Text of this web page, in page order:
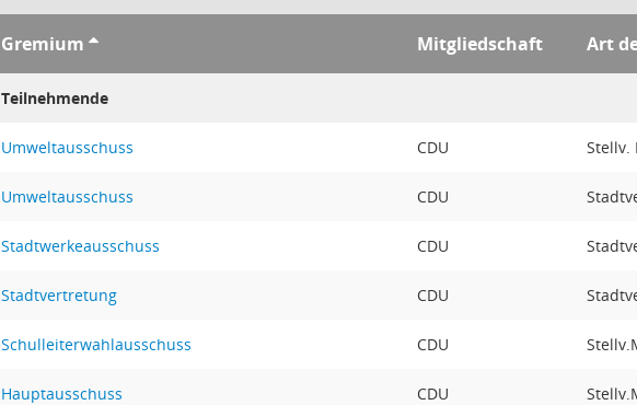
Gremium Mitgliedschaft Art
Teilnehmende
Umweltausschuss CDU Stellv.
Umweltausschuss CDU
Stadtwerkeausschuss CDU
Stadtvertretung CDU
Schulleiterwahlausschuss CDU
Hauptausschuss CDU